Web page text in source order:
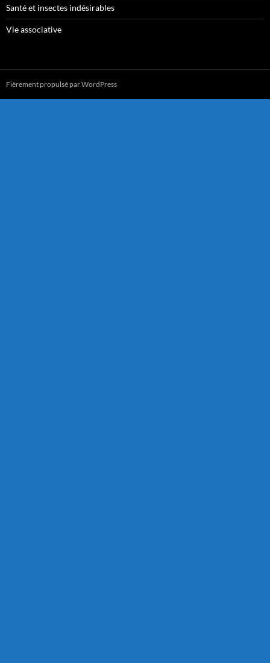
Santé et insectes indésirables
Vie associative
Fièrement propulsé par WordPress